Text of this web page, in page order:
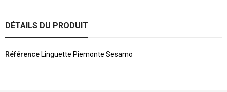
DÉTAILS DU PRODUIT
Référence Linguette Piemonte Sesamo